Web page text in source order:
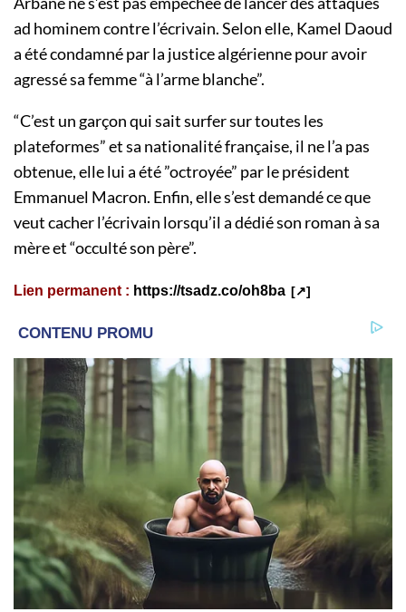
ad hominem contre l’écrivain. Selon elle, Kamel Daoud
a été condamné par la justice algérienne pour avoir
agressé sa femme “à l’arme blanche”.
“C’est un garçon qui sait surfer sur toutes les
plateformes” et sa nationalité française, il ne l’a pas
obtenue, elle lui a été ”octroyée” par le président
Emmanuel Macron. Enfin, elle s’est demandé ce que
veut cacher l’écrivain lorsqu’il a dédié son roman à sa
mère et “occulté son père”.
Lien permanent : https://tsadz.co/oh8ba